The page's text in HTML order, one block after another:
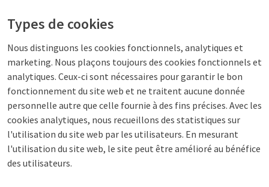
Types de cookies
Nous distinguons les cookies fonctionnels, analytiques et
marketing. Nous plaçons toujours des cookies fonctionnels et
analytiques. Ceux-ci sont nécessaires pour garantir le bon
fonctionnement du site web et ne traitent aucune donnée
personnelle autre que celle fournie à des fins précises. Avec les
cookies analytiques, nous recueillons des statistiques sur
l'utilisation du site web par les utilisateurs. En mesurant
l'utilisation du site web, le site peut être amélioré au bénéfice
des utilisateurs.